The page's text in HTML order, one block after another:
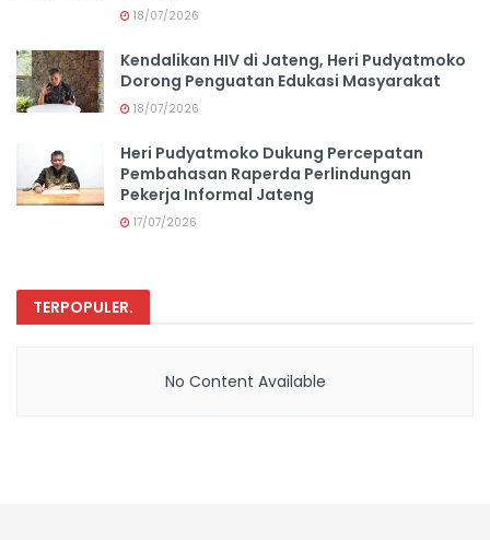
18/07/2026
Kendalikan HIV di Jateng, Heri Pudyatmoko
Dorong Penguatan Edukasi Masyarakat
18/07/2026
Heri Pudyatmoko Dukung Percepatan
Pembahasan Raperda Perlindungan
Pekerja Informal Jateng
17/07/2026
TERPOPULER.
No Content Available